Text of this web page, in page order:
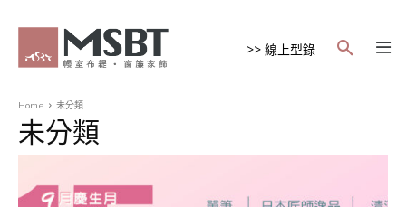
>> 線上型錄
Home 未分類
未分類